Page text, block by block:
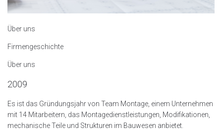
Über uns
Firmengeschichte
Über uns
2009
Es ist das Gründungsjahr von Team Montage, einem Unternehmen
mit 14 Mitarbeitern, das Montagedienstleistungen, Modifikationen,
mechanische Teile und Strukturen im Bauwesen anbietet.